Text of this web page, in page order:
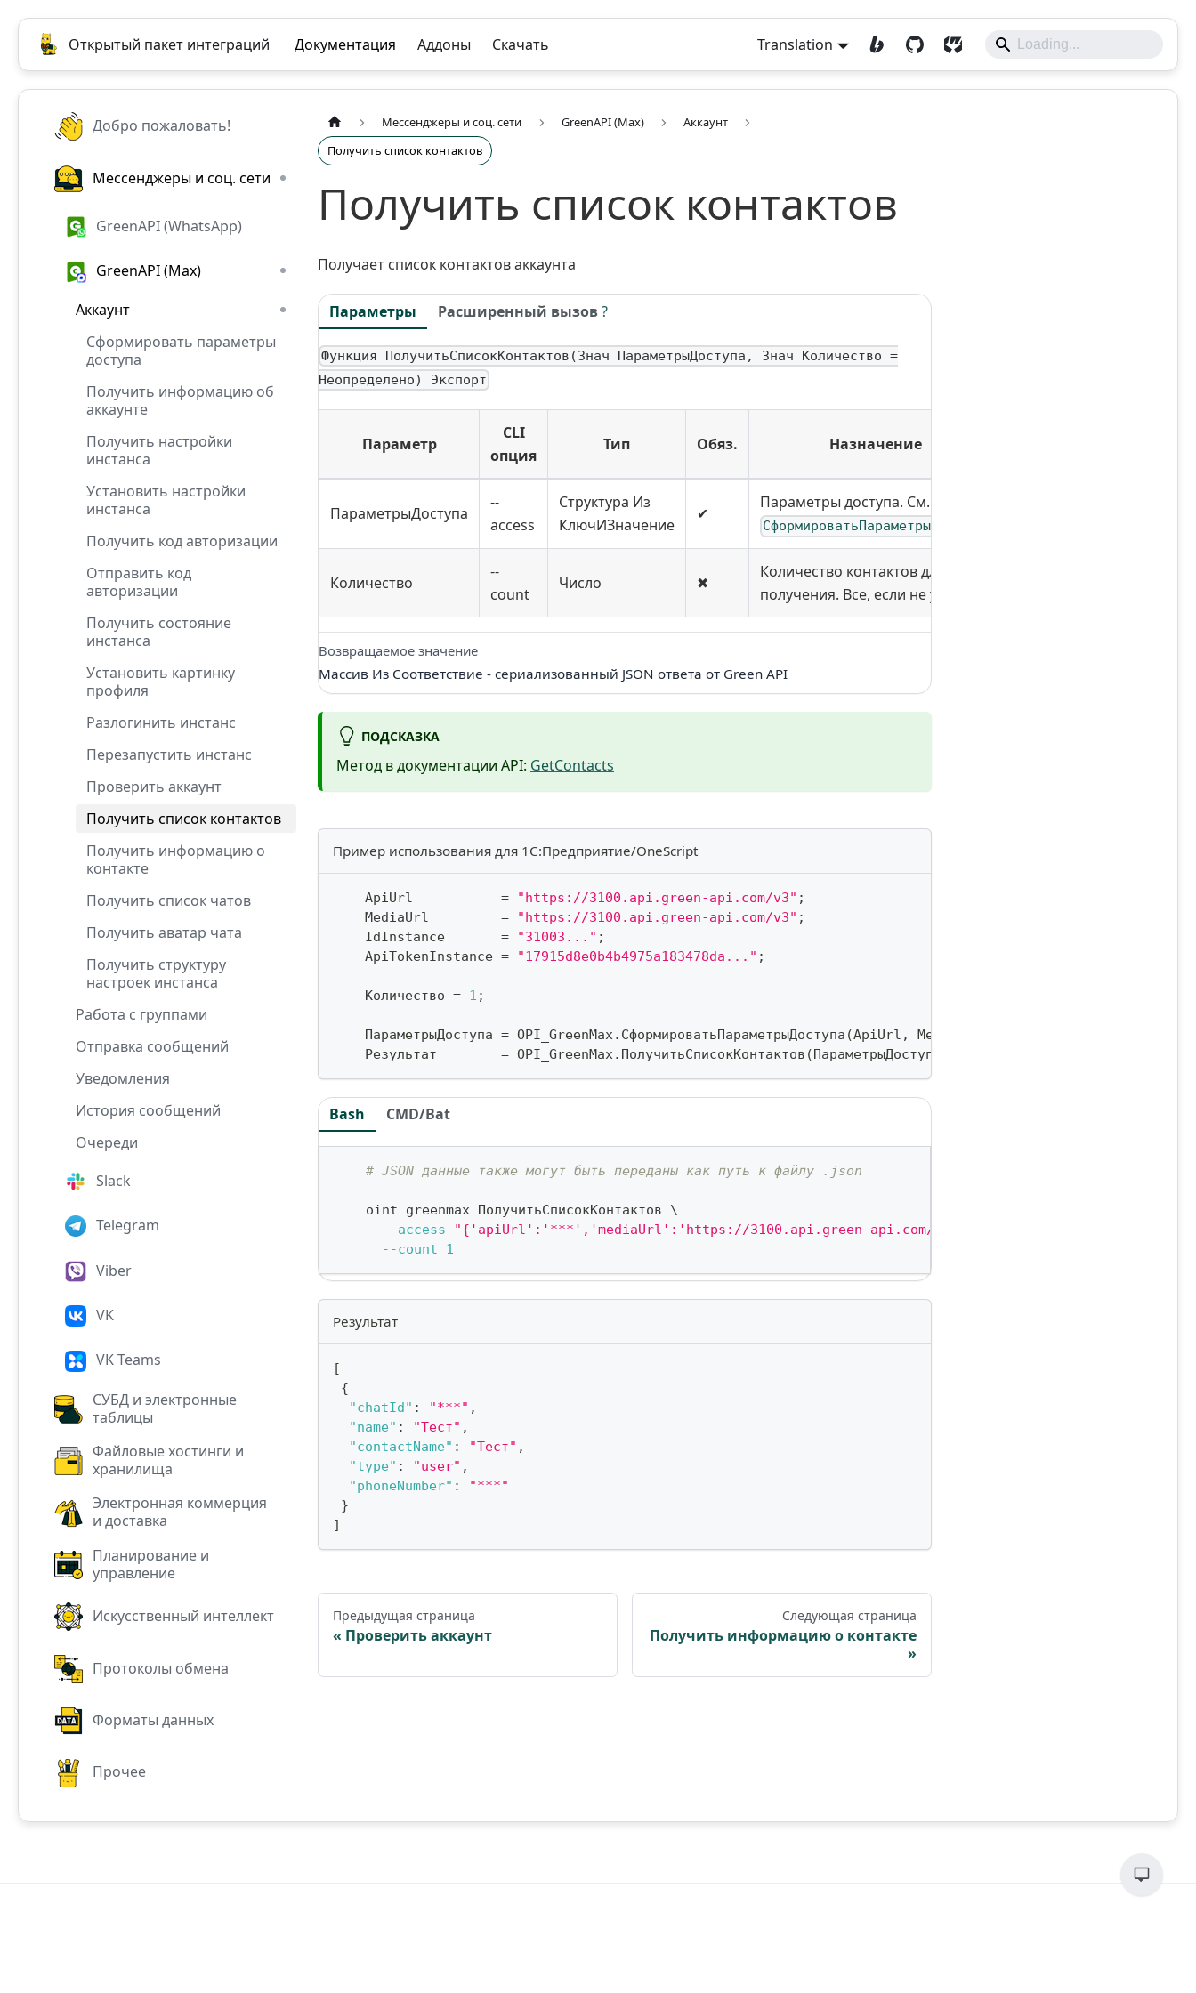
Открытый пакет интеграций Документация Аддоны Скачать Translation
Добро пожаловать!
Мессенджеры и соц. сети
GreenAPI (WhatsApp)
GreenAPI (Max)
Аккаунт
Сформировать параметры
доступа
Получить информацию об
аккаунте
Получить настройки
инстанса
Установить настройки
инстанса
Получить код авторизации
Отправить код
авторизации
Получить состояние
инстанса
Установить картинку
профиля
Разлогинить инстанс
Перезапустить инстанс
Проверить аккаунт
Получить список контактов
Получить информацию о
контакте
Получить список чатов
Получить аватар чата
Получить структуру
настроек инстанса
Работа с группами
Отправка сообщений
Уведомления
История сообщений
Очереди
Slack
Telegram
Viber
VK
VK Teams
СУБД и электронные
таблицы
Файловые хостинги и
хранилища
Электронная коммерция
и доставка
Планирование и
управление
Искусственный интеллект
Протоколы обмена
Форматы данных
Прочее
Мессенджеры и соц. сети GreenAPI (Max)
Аккаунт
Получить список контактов
Получить список контактов
Получает список контактов аккаунта
Параметры Расширенный вызов?
Функция ПолучитьСписокКонтактов(Знач ПараметрыДоступа, Знач Количество =
Неопределено) Экспорт
Параметр
CLI
опция
Тип Обяз. Назначение
ПараметрыДоступа
--
access
Структура Из
КлючИЗначение
✔
Параметры доступа. См.
СформироватьПараметрыДоступа
Количество
--
count
Число ✖
Количество контактов для
получения. Все, если не указано
Возвращаемое значение
Массив Из Соответствие - сериализованный JSON ответа от Green API
ПОДСКАЗКА
Метод в документации API: GetContacts
Пример использования для 1С:Предприятие/OneScript
    ApiUrl
= "https://3100.api.green-api.com/v3" ;
    MediaUrl
= "https://3100.api.green-api.com/v3" ;
    IdInstance
= "31003..." ;
    ApiTokenInstance
= "17915d8e0b4b4975a183478da..." ;
    Количество
= 1 ;
    ПараметрыДоступа
= OPI_GreenMax. СформироватьПараметрыДоступа (ApiUrl , MediaUrl
    Результат
= OPI_GreenMax. ПолучитьСписокКонтактов (ПараметрыДоступа
Bash CMD/Bat
# JSON данные также могут быть переданы как путь к файлу .json
    oint greenmax ПолучитьСписокКонтактов
\
--access
"{'apiUrl':'***','mediaUrl':'https://3100.api.green-api.com/
--count
1
Результат
[
{
"chatId" : "***" ,
"name" : "Тест" ,
"contactName" : "Тест" ,
"type" : "user" ,
"phoneNumber" :
"***"
}
]
Предыдущая страница
Проверить аккаунт
Следующая страница
Получить информацию о контакте